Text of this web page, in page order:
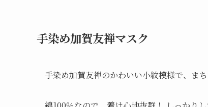
手染め加賀友禅マスク
手染め加賀友禅のかわいい小紋模様で、まち